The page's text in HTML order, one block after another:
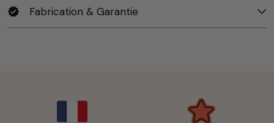
verified Fabrication & Garantie